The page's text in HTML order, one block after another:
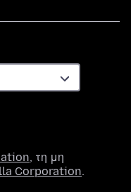
, τη μη
Corporation.